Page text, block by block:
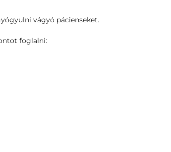
vágyó pácienseket.
foglalni: